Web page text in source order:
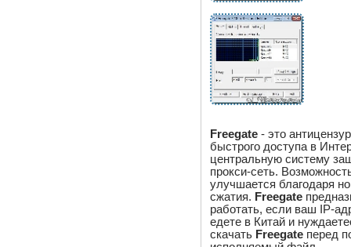
Freegate - это
быстрого доступа в
центральную систему
прокси-сеть.
улучшается благодаря
сжатия. Freegate
работать, если ваш IP-
едете в Китай и
скачать Freegate перед